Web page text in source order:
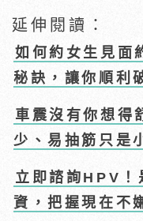
延伸閱讀：
如何約女生見面
秘訣，讓你順利
車震沒有你想得
少、易抽筋只是
立即諮詢HPV！
資，把握現在不